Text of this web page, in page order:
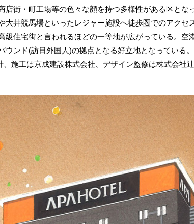
街・町工場等の色々な顔を持つ多様性がある区とな
大井競馬場といったレジャー施設へ徒歩圏でのアクセ
級住宅街と言われるほどの一等地が広がっている。空
ウンド(訪日外国人)の拠点となる好立地となっている。
施工は京成建設株式会社、デザイン監修は株式会社